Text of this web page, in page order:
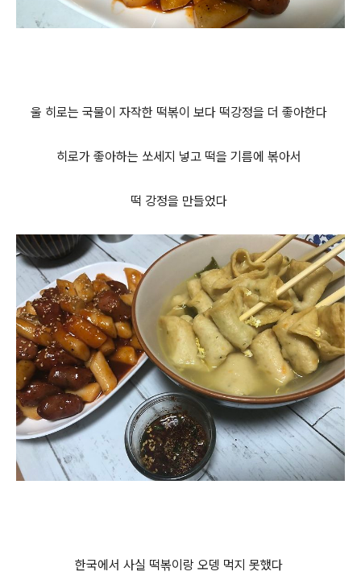
울 히로는 국물이 자작한 떡볶이 보다 떡강정을 더 좋아한다
히로가 좋아하는 쏘세지 넣고 떡을 기름에 볶아서
떡 강정을 만들었다
한국에서 사실 떡볶이랑 오뎅 먹지 못했다